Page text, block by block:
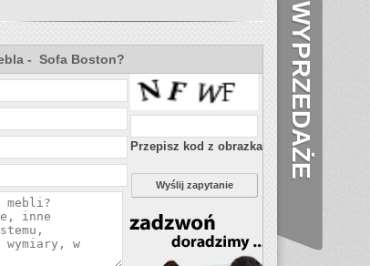
WYPRZEDAŻE
- Sofa Boston?
Przepisz kod z obrazka
Wyślij zapytanie